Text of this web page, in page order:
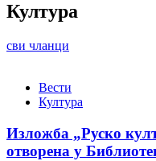
Култура
сви чланци
Вести
Култура
Изложба „Руско
отворена у